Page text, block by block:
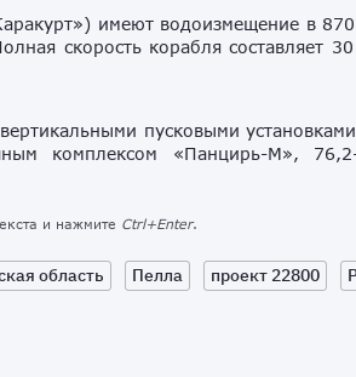
имеют водоизмещение в
скорость корабля составляет
пусковыми
комплексом «Панцирь-М»,
и нажмите Ctrl+Enter.
область Пелла проект 22800